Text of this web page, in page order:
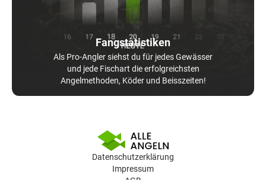
Fangstatistiken
Als Pro-Angler siehst du für jedes Gewässer
und jede Fischart die erfolgreichsten
Angelmethoden, Köder und Beisszeiten!
Datenschutzerklärung
Impressum